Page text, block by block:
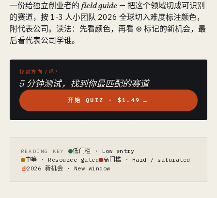
一份给独立创业者的 field guide — 把这个领域切成可识别
的赛道，按 1-3 人小团队 2026 全球切入难度标注颜色，
附代表公司。读法：先看颜色，再看 ⊛ 标记的新机会，最
后看代表公司学谁。
找到方向了吗？
5 分钟测试，找到你最匹配的赛道
开始 QUIZ · $1.49 →
READING KEY
低门槛 · Low entry
中等 · Resource-gated 高门槛 · Hard / saturated
⊛2026 新机会 · New window